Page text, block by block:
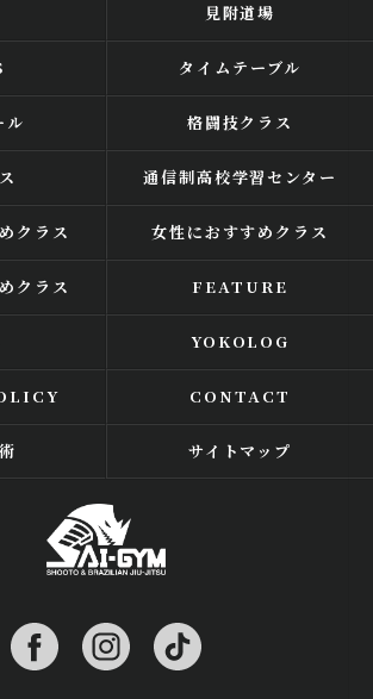
見附道場
タイムテーブル
ル 格闘技クラス
通信制高校学習センター
クラス 女性におすすめクラス
クラス FEATURE
YOKOLOG
CONTACT
サイトマップ